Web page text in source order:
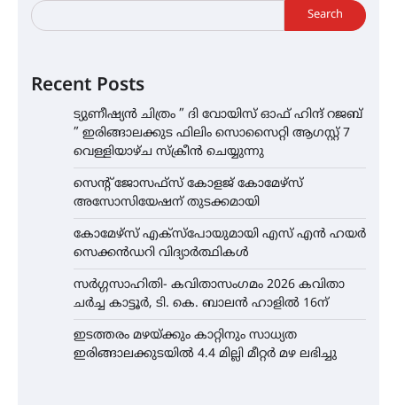
Search
Recent Posts
ട്യുണീഷ്യൻ ചിത്രം ” ദി വോയിസ് ഓഫ് ഹിന്ദ് റജബ്
” ഇരിങ്ങാലക്കുട ഫിലിം സൊസൈറ്റി ആഗസ്റ്റ് 7
വെള്ളിയാഴ്ച സ്‌ക്രീൻ ചെയ്യുന്നു
സെന്റ് ജോസഫ്സ് കോളജ് കോമേഴ്‌സ്
അസോസിയേഷന് തുടക്കമായി
കോമേഴ്സ് എക്സ്പോയുമായി എസ് എൻ ഹയർ
സെക്കൻഡറി വിദ്യാർത്ഥികൾ
സർഗ്ഗസാഹിതി- കവിതാസംഗമം 2026 കവിതാ
ചർച്ച കാട്ടൂർ, ടി. കെ. ബാലൻ ഹാളിൽ 16ന്
ഇടത്തരം മഴയ്ക്കും കാറ്റിനും സാധ്യത
ഇരിങ്ങാലക്കുടയിൽ 4.4 മില്ലി മീറ്റർ മഴ ലഭിച്ചു